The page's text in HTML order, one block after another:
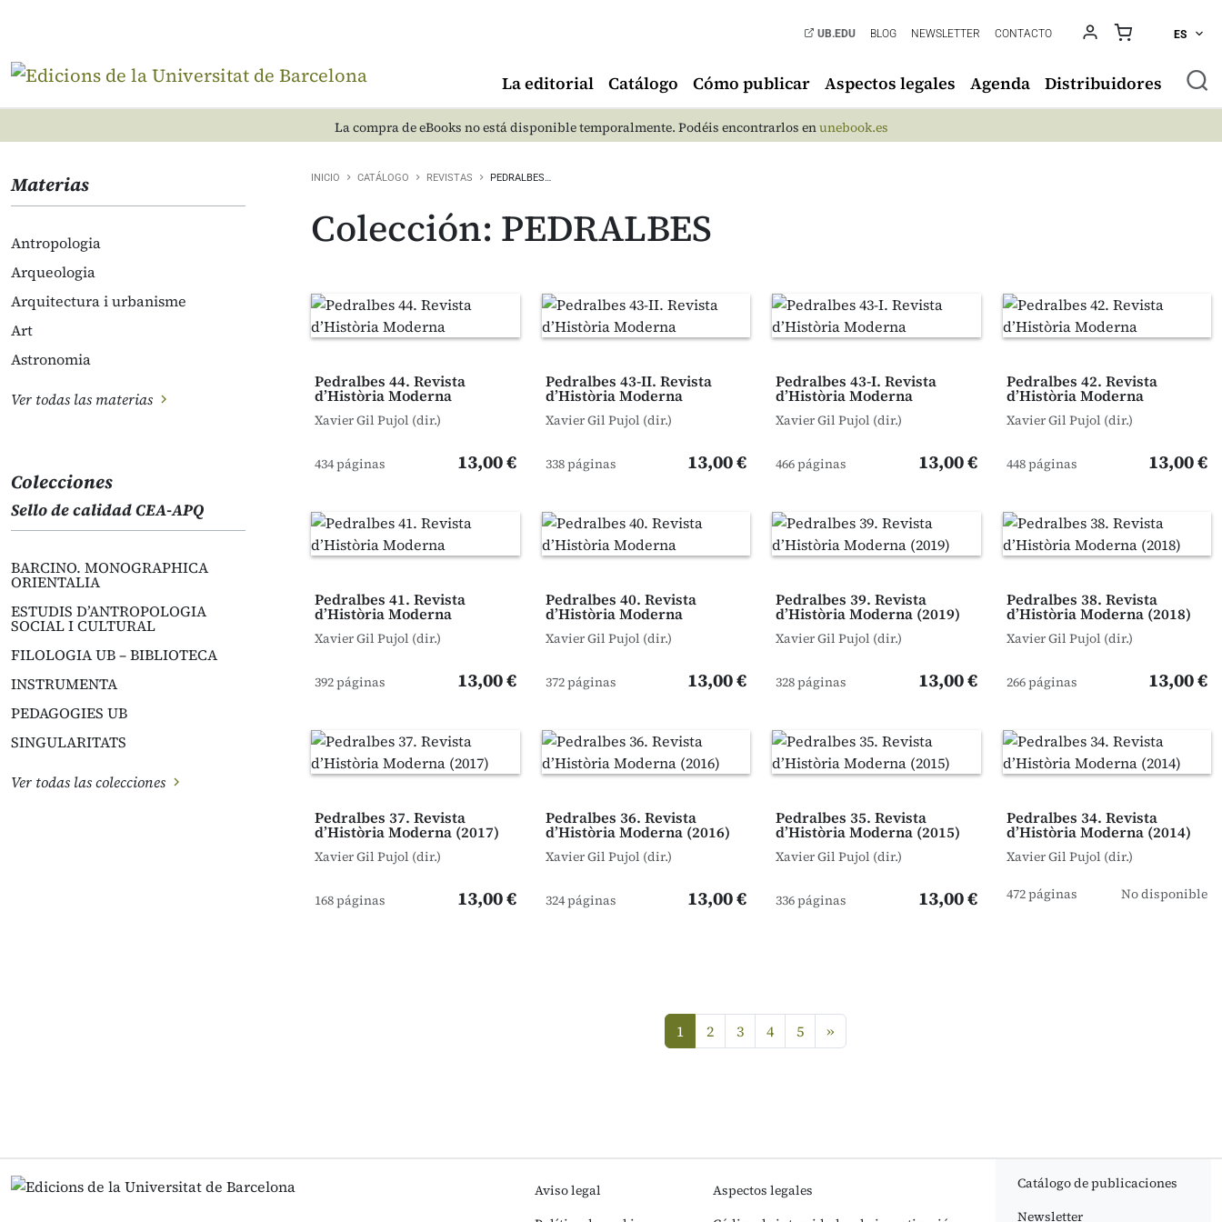
UB.EDU BLOG NEWSLETTER CONTACTO ES
La editorial Catálogo Cómo publicar Aspectos legales Agenda Distribuidores
La compra de eBooks no está disponible temporalmente. Podéis encontrarlos enunebook.es
Materias
Antropologia
Arqueologia
Arquitectura i urbanisme
Art
Astronomia
Ver todas las materias
Colecciones
Sello de calidad CEA-APQ
BARCINO. MONOGRAPHICA
ORIENTALIA
ESTUDIS D’ANTROPOLOGIA
SOCIAL I CULTURAL
FILOLOGIA UB – BIBLIOTECA
INSTRUMENTA
PEDAGOGIES UB
SINGULARITATS
Ver todas las colecciones
INICIO CATÁLOGO REVISTAS PEDRALBES…
Colección: PEDRALBES
Pedralbes 44. Revista
d’Història Moderna
Xavier Gil Pujol (dir.)
434 páginas 13,00 €
Pedralbes 43-II. Revista
d’Història Moderna
Xavier Gil Pujol (dir.)
338 páginas 13,00 €
Pedralbes 43-I. Revista
d’Història Moderna
Xavier Gil Pujol (dir.)
466 páginas 13,00 €
Pedralbes 42. Revista
d’Història Moderna
Xavier Gil Pujol (dir.)
448 páginas 13,00 €
Pedralbes 41. Revista
d’Història Moderna
Xavier Gil Pujol (dir.)
392 páginas 13,00 €
Pedralbes 40. Revista
d’Història Moderna
Xavier Gil Pujol (dir.)
372 páginas 13,00 €
Pedralbes 39. Revista
d’Història Moderna (2019)
Xavier Gil Pujol (dir.)
328 páginas 13,00 €
Pedralbes 38. Revista
d’Història Moderna (2018)
Xavier Gil Pujol (dir.)
266 páginas 13,00 €
Pedralbes 37. Revista
d’Història Moderna (2017)
Xavier Gil Pujol (dir.)
168 páginas 13,00 €
Pedralbes 36. Revista
d’Història Moderna (2016)
Xavier Gil Pujol (dir.)
324 páginas 13,00 €
Pedralbes 35. Revista
d’Història Moderna (2015)
Xavier Gil Pujol (dir.)
336 páginas 13,00 €
Pedralbes 34. Revista
d’Història Moderna (2014)
Xavier Gil Pujol (dir.)
472 páginas No disponible
1
2 3 4 5 »
Aviso legal
Aspectos legales
Catálogo de publicaciones
Newsletter